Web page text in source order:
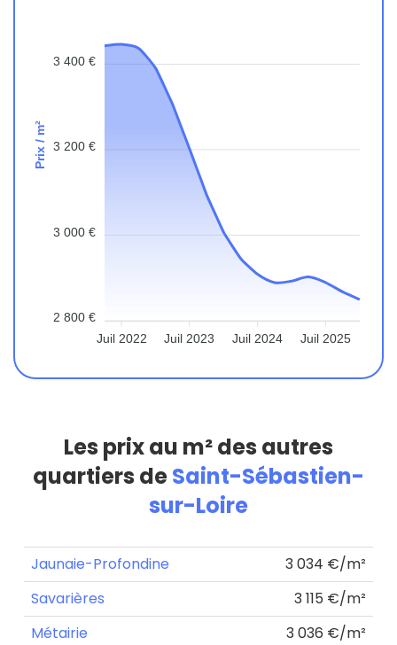
3 400 €
3 200 €
3 000 €
2 800 €
Prix / m²
Juil 2022 Juil 2023 Juil 2024 Juil 2025
Les prix au m² des autres
quartiers deSaint-Sébastien-
sur-Loire
Jaunaie-Profondine
3 034 €/m²
Savarières
3 115 €/m²
Métairie
3 036 €/m²